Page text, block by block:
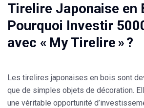
Tirelire Japonaise en
Pourquoi Investir
avec « My Tirelire » ?
Les tirelires japonaises en bois sont
que de simples objets de décoration.
une véritable opportunité